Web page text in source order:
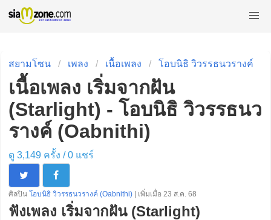
สยามโซน เพลง เนื้อเพลง โอบนิธิ วิวรรธนวรางค์
เนื้อเพลง เริ่มจากฝัน
(Starlight) - โอบนิธิ วิวรรธนว
รางค์ (Oabnithi)
ดู 3,149 ครั้ง /0แชร์
ศิลปิน โอบนิธิ วิวรรธนวรางค์ (Oabnithi) | เพิ่มเมื่อ 23 ส.ค. 68
ฟังเพลง เริ่มจากฝัน (Starlight)